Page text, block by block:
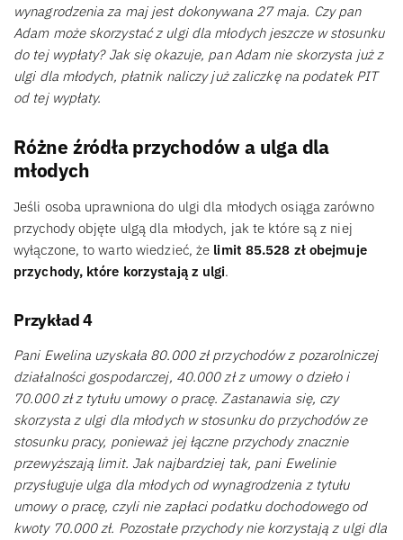
wynagrodzenia za maj jest dokonywana 27 maja. Czy pan
Adam może skorzystać z ulgi dla młodych jeszcze w stosunku
do tej wypłaty? Jak się okazuje, pan Adam nie skorzysta już z
ulgi dla młodych, płatnik naliczy już zaliczkę na podatek PIT
od tej wypłaty.
Różne źródła przychodów a ulga dla
młodych
Jeśli osoba uprawniona do ulgi dla młodych osiąga zarówno
przychody objęte ulgą dla młodych, jak te które są z niej
wyłączone, to warto wiedzieć, że limit 85.528 zł obejmuje
przychody, które korzystają z ulgi.
Przykład 4
Pani Ewelina uzyskała 80.000 zł przychodów z pozarolniczej
działalności gospodarczej, 40.000 zł z umowy o dzieło i
70.000 zł z tytułu umowy o pracę. Zastanawia się, czy
skorzysta z ulgi dla młodych w stosunku do przychodów ze
stosunku pracy, ponieważ jej łączne przychody znacznie
przewyższają limit. Jak najbardziej tak, pani Ewelinie
przysługuje ulga dla młodych od wynagrodzenia z tytułu
umowy o pracę, czyli nie zapłaci podatku dochodowego od
kwoty 70.000 zł. Pozostałe przychody nie korzystają z ulgi dla